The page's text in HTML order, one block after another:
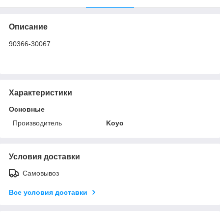
Описание
90366-30067
Характеристики
Основные
Производитель
Koyo
Условия доставки
Самовывоз
Все условия доставки